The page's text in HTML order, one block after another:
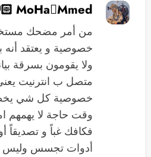
MoHaMmed 🧔🏻
من أمر مضحك
خصوصية و يعتقد أنه
ولا يقومون بسرقة
متصل ب انترنيت
خصوصية كل شي يخصك
وقت حاجة لا يهمهم
فكافك غباً و تصديقاً
أدوات تجسس وليس